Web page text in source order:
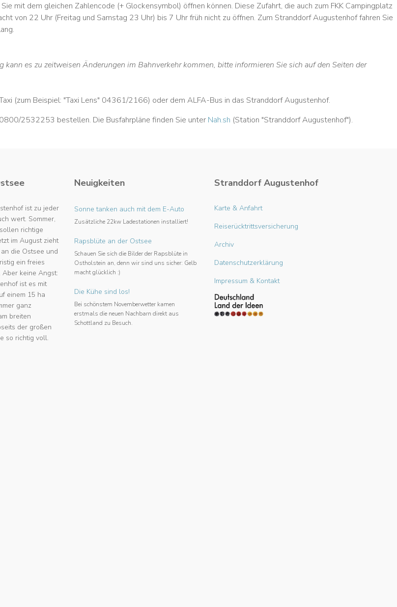
mit dem gleichen Zahlencode (+ Glockensymbol) öffnen können. Diese Zufahrt, die auch zum FKK Campingplatz
von 22 Uhr (Freitag und Samstag 23 Uhr) bis 7 Uhr früh nicht zu öffnen. Zum Stranddorf Augustenhof fahren Sie
es zu zeitweisen Änderungen im Bahnverkehr kommen, bitte informieren Sie sich auf den Seiten der
(zum Beispiel: "Taxi Lens" 04361/2166) oder dem ALFA-Bus in das Stranddorf Augustenhof.
2532253 bestellen. Die Busfahrpläne finden Sie unter Nah.sh (Station "Stranddorf Augustenhof").
ist zu jeder
wert. Sommer,
richtige
im August zieht
die Ostsee und
ein freies
Aber keine Angst:
ist es mit
einem 15 ha
ganz
breiten
der großen
so richtig voll.
Neuigkeiten
Sonne tanken auch mit dem E-Auto
Zusätzliche 22kw Ladestationen installiert!
Rapsblüte an der Ostsee
Schauen Sie sich die Bilder der Rapsblüte in
Ostholstein an, denn wir sind uns sicher: Gelb
macht glücklich :)
Die Kühe sind los!
Bei schönstem Novemberwetter kamen
erstmals die neuen Nachbarn direkt aus
Schottland zu Besuch.
Stranddorf Augustenhof
Karte & Anfahrt
Reiserücktrittsversicherung
Archiv
Datenschutzerklärung
Impressum & Kontakt